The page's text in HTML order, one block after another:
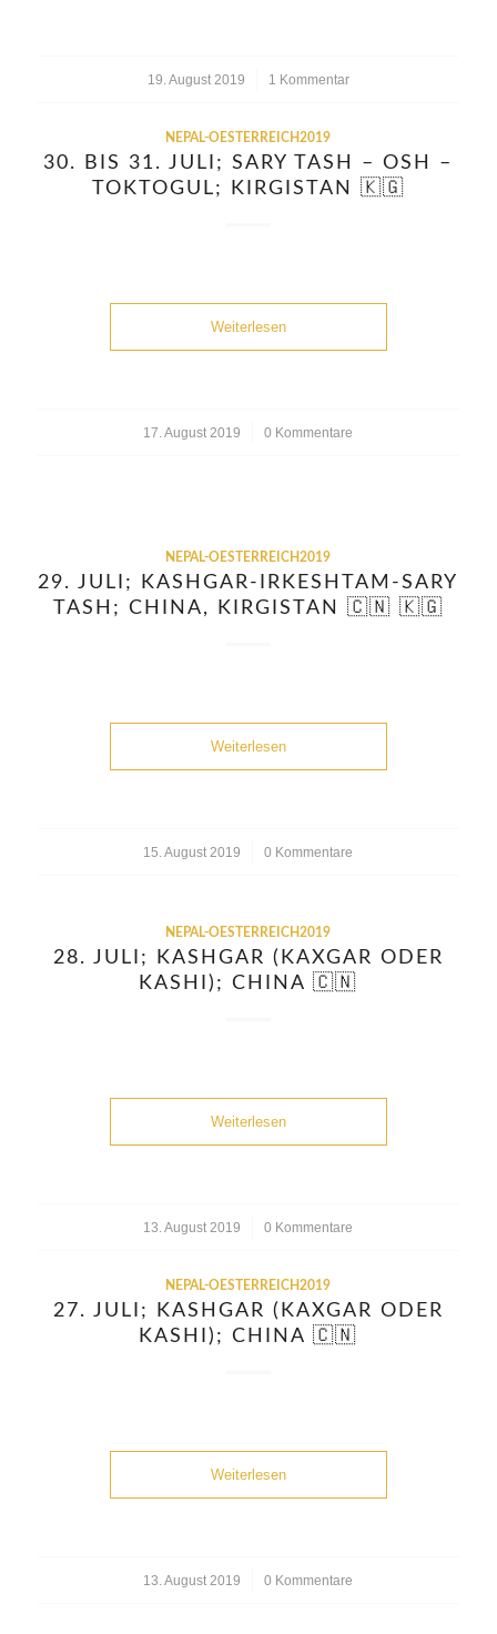
19. August 2019
/ 1 Kommentar
NEPAL-OESTERREICH2019
30. BIS 31. JULI; SARY TASH – OSH –
TOKTOGUL; KIRGISTAN 🇰🇬
Weiterlesen
17. August 2019
/ 0 Kommentare
NEPAL-OESTERREICH2019
29. JULI; KASHGAR-IRKESHTAM-SARY
TASH; CHINA, KIRGISTAN 🇨🇳 🇰🇬
Weiterlesen
15. August 2019
/ 0 Kommentare
NEPAL-OESTERREICH2019
28. JULI; KASHGAR (KAXGAR ODER
KASHI); CHINA 🇨🇳
Weiterlesen
13. August 2019
/ 0 Kommentare
NEPAL-OESTERREICH2019
27. JULI; KASHGAR (KAXGAR ODER
KASHI); CHINA 🇨🇳
Weiterlesen
13. August 2019
/ 0 Kommentare